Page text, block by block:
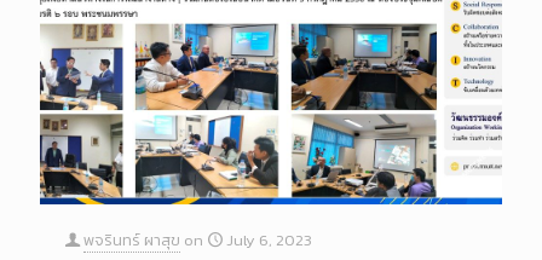
พจรินทร์ ผาสุข on
July 6, 2023